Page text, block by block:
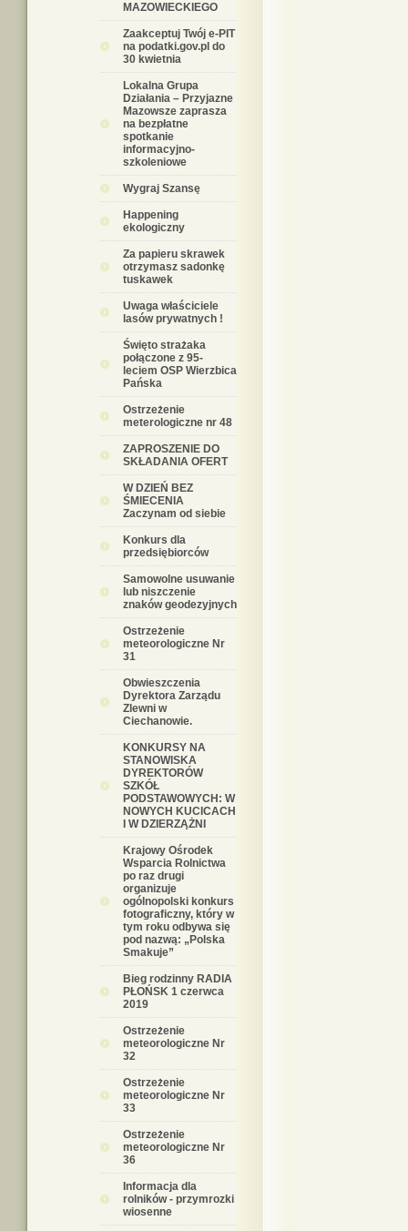
MAZOWIECKIEGO
Zaakceptuj Twój e-PIT
na podatki.gov.pl do
30 kwietnia
Lokalna Grupa
Działania – Przyjazne
Mazowsze zaprasza
na bezpłatne
spotkanie
informacyjno-
szkoleniowe
Wygraj Szansę
Happening
ekologiczny
Za papieru skrawek
otrzymasz sadonkę
tuskawek
Uwaga właściciele
lasów prywatnych !
Święto strażaka
połączone z 95-
leciem OSP Wierzbica
Pańska
Ostrzeżenie
meterologiczne nr 48
ZAPROSZENIE DO
SKŁADANIA OFERT
W DZIEŃ BEZ
ŚMIECENIA
Zaczynam od siebie
Konkurs dla
przedsiębiorców
Samowolne usuwanie
lub niszczenie
znaków geodezyjnych
Ostrzeżenie
meteorologiczne Nr
31
Obwieszczenia
Dyrektora Zarządu
Zlewni w
Ciechanowie.
KONKURSY NA
STANOWISKA
DYREKTORÓW
SZKÓŁ
PODSTAWOWYCH: W
NOWYCH KUCICACH
I W DZIERZĄŻNI
Krajowy Ośrodek
Wsparcia Rolnictwa
po raz drugi
organizuje
ogólnopolski konkurs
fotograficzny, który w
tym roku odbywa się
pod nazwą: „Polska
Smakuje”
Bieg rodzinny RADIA
PŁOŃSK 1 czerwca
2019
Ostrzeżenie
meteorologiczne Nr
32
Ostrzeżenie
meteorologiczne Nr
33
Ostrzeżenie
meteorologiczne Nr
36
Informacja dla
rolników - przymrozki
wiosenne